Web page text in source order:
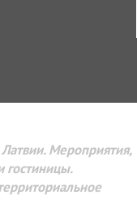
Мероприятия,
гостиницы.